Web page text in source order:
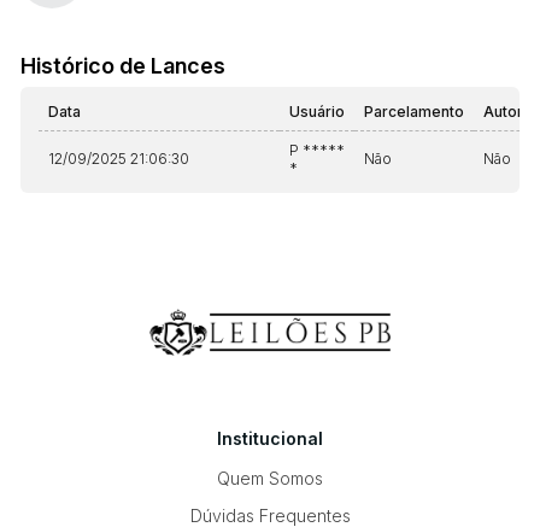
Histórico de Lances
Data Usuário Parcelamento
12/09/2025 21:06:30
P *****
*
Não Não
Institucional
Quem Somos
Dúvidas Frequentes